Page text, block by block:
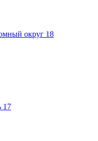
округ 18
17